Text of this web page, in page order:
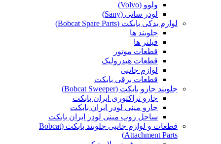
ولوو (Volvo)
لودر سانی (Sany)
لوازم یدکی بابکت (Bobcat Spare Parts)
جلوبند ها
فیلتر ها
قطعات موتور
قطعات هیدرولیک
لوازم جانبی
قطعات برقی بابکت
جلوبند جارو بابکت (Bobcat Sweeper)
جارو تراکتوری ایران بابکت
جارو مینی لودر ایران بابکت
ساحل روب مینی لودر ایران بابکت
قطعات و لوازم جانبی جلوبند بابکت (Bobcat
Attachment Parts)